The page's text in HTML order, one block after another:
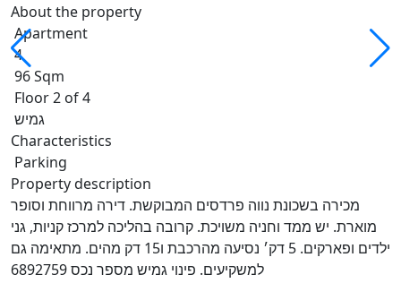
About the property
Apartment
4
96 Sqm
Floor 2 of 4
גמיש
Characteristics
Parking
Property description
מכירה בשכונת נווה פרדסים המבוקשת. דירה מרווחת וסופר
מוארת. יש ממד וחניה משויכת. קרובה בהליכה למרכז קניות, גני
ילדים ופארקים. 5 דק׳ נסיעה מהרכבת ו15 דק מהים. מתאימה גם
למשקיעים. פינוי גמיש מספר נכס 6892759